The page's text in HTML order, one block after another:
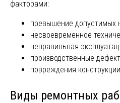
факторами:
превышение допустимых
несвоевременное
неправильная
производственные
повреждения
Виды ремонтных